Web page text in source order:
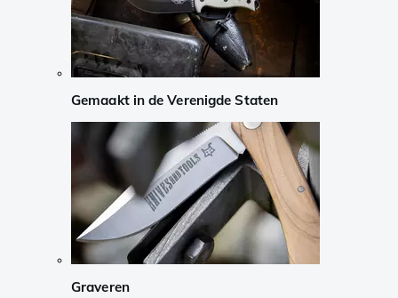
Gemaakt in de Verenigde Staten
Graveren